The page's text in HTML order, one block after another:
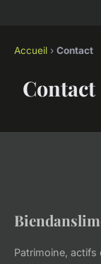
Accueil › Contact
Contact
Patrimoine,